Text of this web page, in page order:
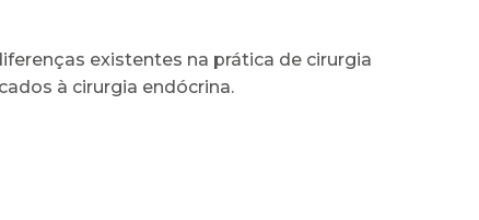
existentes na prática de cirurgia
à cirurgia endócrina.